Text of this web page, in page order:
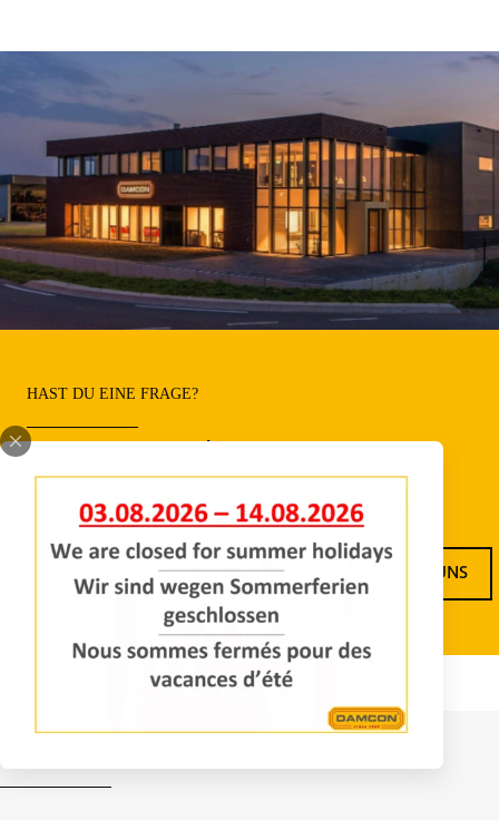
HAST DU EINE FRAGE?
Zögern Sie nicht, uns zu
kontaktieren
ANFRAGE INFORMATIONEN KONTAKTIERE UNS